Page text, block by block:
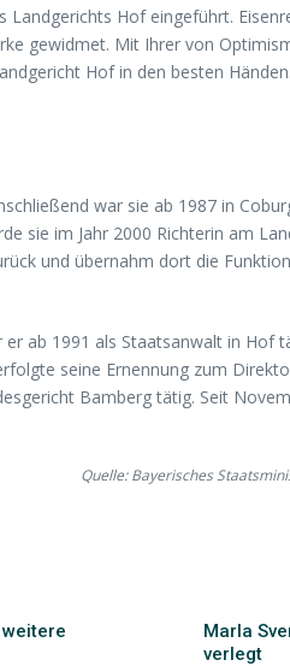
Hof eingeführt.
gewidmet. Mit Ihrer von
Hof in den besten
war sie ab 1987 in
sie im Jahr 2000 Richterin am
und übernahm dort die
ab 1991 als Staatsanwalt in
seine Ernennung zum
Bamberg tätig. Seit
Quelle: Bayerisches
Marla
verlegt